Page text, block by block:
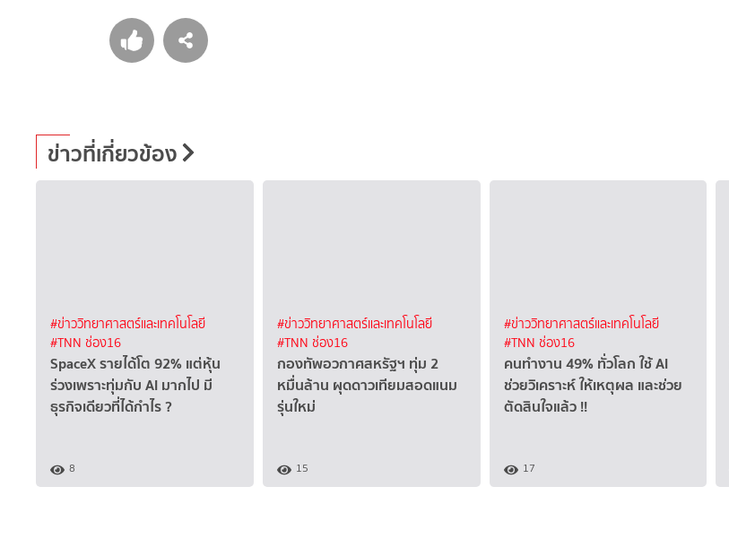
ข่าวที่เกี่ยวข้อง
#ข่าววิทยาศาสตร์และเทคโนโลยี
#TNN ช่อง16
SpaceX รายได้โต 92% แต่หุ้น
ร่วงเพราะทุ่มกับ AI มากไป มี
ธุรกิจเดียวที่ได้กำไร ?
8
#ข่าววิทยาศาสตร์และเทคโนโลยี
#TNN ช่อง16
กองทัพอวกาศสหรัฐฯ ทุ่ม 2
หมื่นล้าน ผุดดาวเทียมสอดแนม
รุ่นใหม่
15
#ข่าววิทยาศาสตร์และเทคโนโลยี
#TNN ช่อง16
คนทำงาน 49% ทั่วโลก ใช้ AI
ช่วยวิเคราะห์ ให้เหตุผล และช่วย
ตัดสินใจแล้ว !!
17